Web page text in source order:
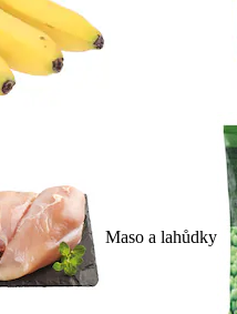
Maso a lahůdky